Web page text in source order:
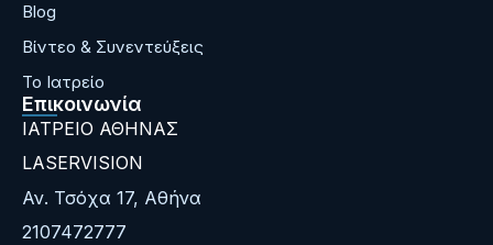
Blog
Bίντεο & Συνεντεύξεις
Το Ιατρείο
Επικοινωνία
ΙΑΤΡΕΙΟ ΑΘΗΝΑΣ
LASERVISION
Αν. Τσόχα 17, Αθήνα
2107472777